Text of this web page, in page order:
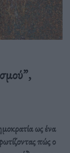
ως ένα
πώς ο